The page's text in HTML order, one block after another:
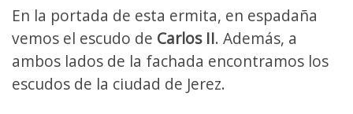
En la portada de esta ermita, en espadaña
vemos el escudo de Carlos II. Además, a
ambos lados de la fachada encontramos los
escudos de la ciudad de Jerez.